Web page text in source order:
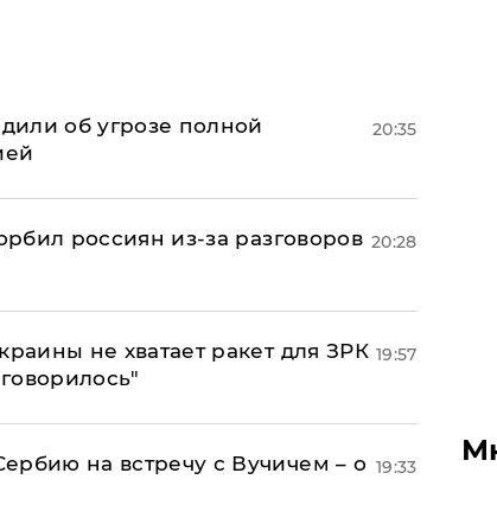
об угрозе полной
20:35
россиян из-за разговоров 20:28
не хватает ракет для ЗРК 19:57
на встречу с Вучичем – о 19:33